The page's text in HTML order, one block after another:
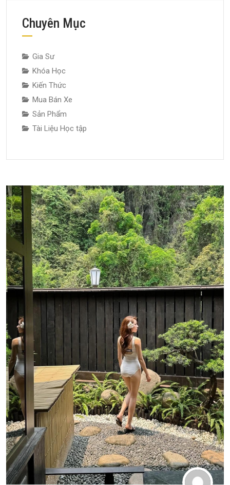
Chuyên Mục
Gia Sư
Khóa Học
Kiến Thức
Mua Bán Xe
Sản Phẩm
Tài Liệu Học tập